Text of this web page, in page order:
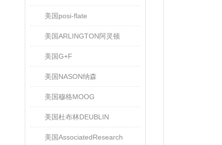
美国posi-flate
美国ARLINGTON阿灵顿
美国G+F
美国NASON纳森
美国穆格MOOG
美国杜布林DEUBLIN
美国AssociatedResearch